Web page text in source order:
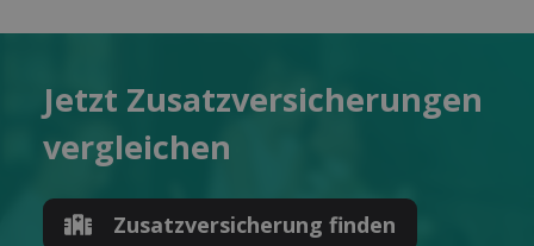
Jetzt Zusatz­versicherungen
ver­gleichen
Zusatz­versicherung finden